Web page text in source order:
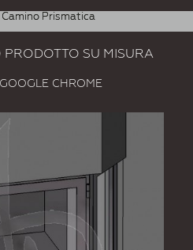
Camino Prismatica
PRODOTTO SU MISURA
CHROME